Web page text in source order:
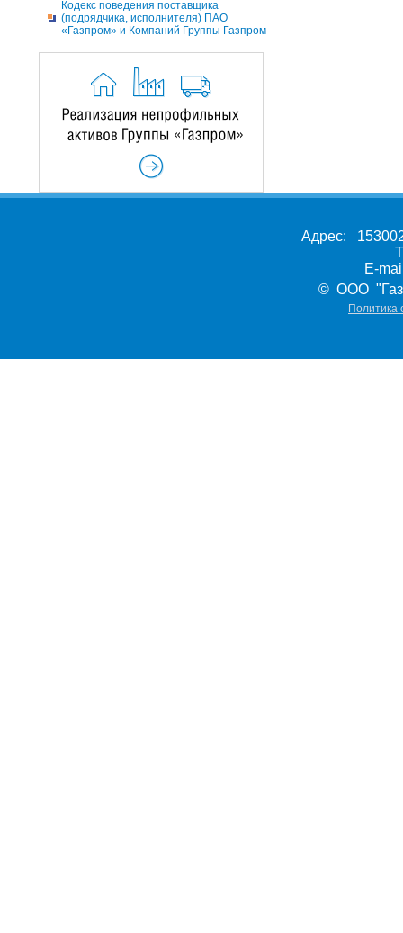
Кодекс поведения поставщика
(подрядчика, исполнителя) ПАО
«Газпром» и Компаний Группы Газпром
Адрес:
E-
© ООО
Политика